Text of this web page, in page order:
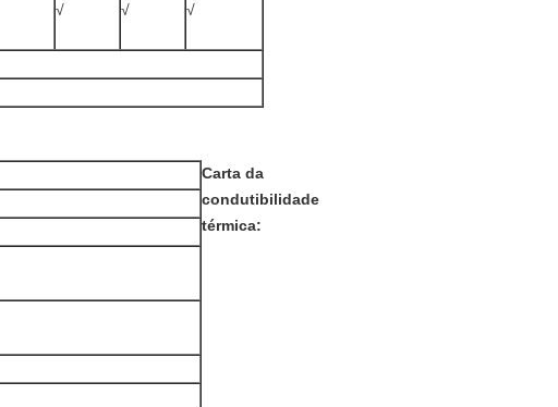
√ √ √
Carta da
condutibilidade
térmica: